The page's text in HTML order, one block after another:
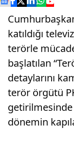
katıldığı
terörle
başlatılan
detaylarını
terör örgütü
dönemin